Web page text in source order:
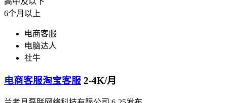
6个月以上
电商客服
电脑达人
社牛
电商客服淘宝客服 2-4K/月